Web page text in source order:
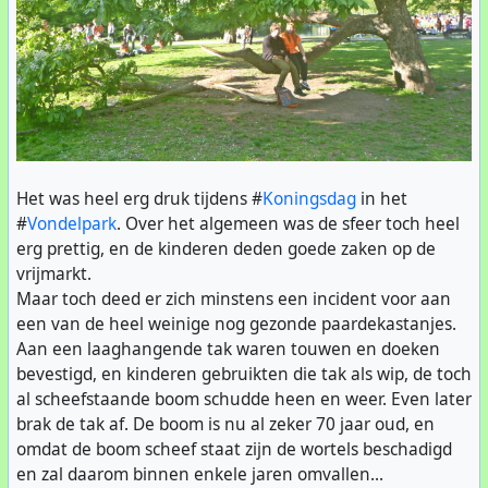
Het was heel erg druk tijdens #Koningsdag in het
#Vondelpark. Over het algemeen was de sfeer toch heel
erg prettig, en de kinderen deden goede zaken op de
vrijmarkt.
Maar toch deed er zich minstens een incident voor aan
een van de heel weinige nog gezonde paardekastanjes.
Aan een laaghangende tak waren touwen en doeken
bevestigd, en kinderen gebruikten die tak als wip, de toch
al scheefstaande boom schudde heen en weer. Even later
brak de tak af. De boom is nu al zeker 70 jaar oud, en
omdat de boom scheef staat zijn de wortels beschadigd
en zal daarom binnen enkele jaren omvallen...